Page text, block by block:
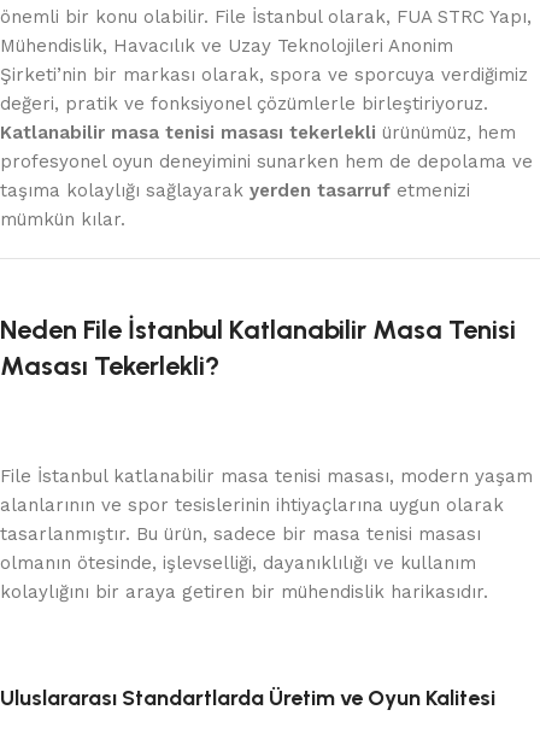
önemli bir konu olabilir. File İstanbul olarak, FUA STRC Yapı,
Mühendislik, Havacılık ve Uzay Teknolojileri Anonim
Şirketi’nin bir markası olarak, spora ve sporcuya verdiğimiz
değeri, pratik ve fonksiyonel çözümlerle birleştiriyoruz.
Katlanabilir masa tenisi masası tekerlekli ürünümüz, hem
profesyonel oyun deneyimini sunarken hem de depolama ve
taşıma kolaylığı sağlayarak yerden tasarruf etmenizi
mümkün kılar.
Neden File İstanbul Katlanabilir Masa Tenisi
Masası Tekerlekli?
File İstanbul katlanabilir masa tenisi masası, modern yaşam
alanlarının ve spor tesislerinin ihtiyaçlarına uygun olarak
tasarlanmıştır. Bu ürün, sadece bir masa tenisi masası
olmanın ötesinde, işlevselliği, dayanıklılığı ve kullanım
kolaylığını bir araya getiren bir mühendislik harikasıdır.
Uluslararası Standartlarda Üretim ve Oyun Kalitesi